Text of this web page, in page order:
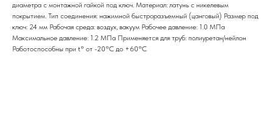
диаметра с монтажной гайкой под ключ. Материал: латунь с никелевым
покрытием. Тип соединения: нажимной быстроразъемный (цанговый) Размер под
ключ: 24 мм Рабочая среда: воздух, вакуум Рабочее давление: 1.0 МПа
Максимальное давление: 1.2 МПа Применяется для труб: полиуретан/нейлон
Работоспособны при t° от -20°С до +60°С